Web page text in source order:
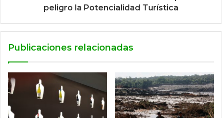
peligro la Potencialidad Turística
Publicaciones relacionadas